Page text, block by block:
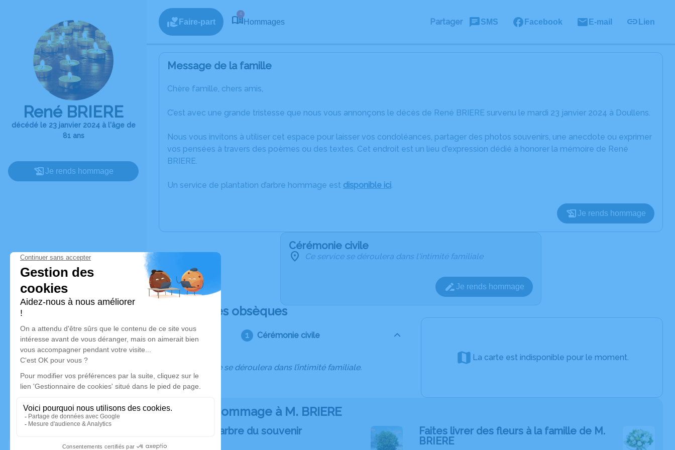
René BRIERE
décédé le 23 janvier 2024 à l'âge de
81 ans
Je rends hommage
Faire-part
4
Hommages Partager SMS Facebook E-mail Lien
Message de la famille
Chère famille, chers amis,
C’est avec une grande tristesse que nous vous annonçons le décès de René BRIERE survenu le mardi 23 janvier 2024 à Doullens.
Nous vous invitons à utiliser cet espace pour laisser vos condoléances, partager des photos souvenirs, une anecdote ou exprimer
vos pensées à travers des poèmes ou des textes. Cet endroit est un lieu d'expression dédié à honorer la mémoire de René
BRIERE.
Un service de plantation d’arbre hommage est disponible ici.
Je rends hommage
Cérémonie civile
Ce service se déroulera dans l'intimité familiale
Je rends hommage
Déroulé des obsèques
Cérémonie civile
Ce service se déroulera dans l’intimité familiale.
La carte est indisponible pour le moment.
Rendez hommage à M. BRIERE
Plantez un arbre du souvenir
Faites livrer des fleurs à la famille de M.
BRIERE